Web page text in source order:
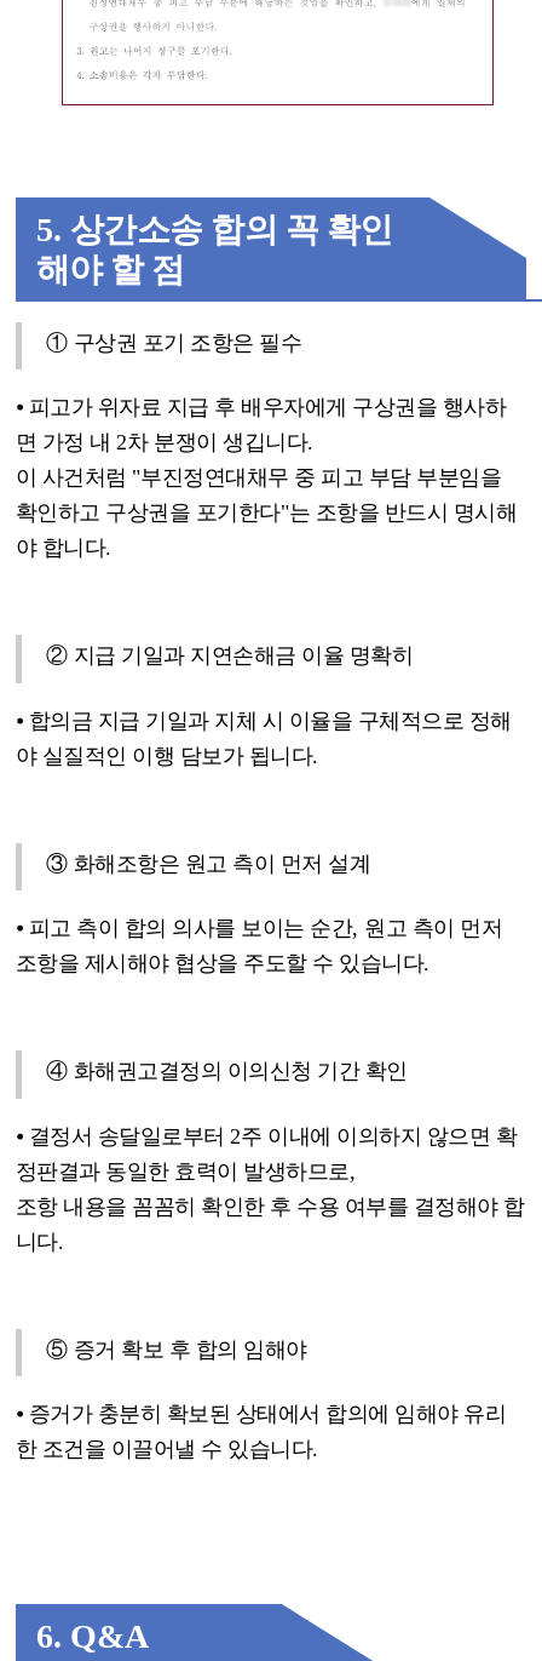
5. 상간소송 합의 꼭 확인
해야 할 점
① 구상권 포기 조항은 필수
⦁ 피고가 위자료 지급 후 배우자에게 구상권을 행사하
면 가정 내2차 분쟁이 생깁니다.
이 사건처럼 "부진정연대채무 중 피고 부담 부분임을
확인하고 구상권을 포기한다"는 조항을 반드시 명시해
야 합니다.
② 지급 기일과 지연손해금 이율 명확히
⦁ 합의금 지급 기일과 지체 시 이율을 구체적으로 정해
야 실질적인 이행 담보가 됩니다.
③ 화해조항은 원고 측이 먼저 설계
⦁ 피고 측이 합의 의사를 보이는 순간, 원고 측이 먼저
조항을 제시해야 협상을 주도할 수 있습니다.
④ 화해권고결정의 이의신청 기간 확인
⦁ 결정서 송달일로부터 2주 이내에 이의하지 않으면 확
정판결과 동일한 효력이 발생하므로 ,
조항 내용을 꼼꼼히 확인한 후 수용 여부를 결정해야 합
니다.
⑤ 증거 확보 후 합의 임해야
⦁ 증거가 충분히 확보된 상태에서 합의에 임해야 유리
한 조건을 이끌어낼 수 있습니다.
6. Q&A